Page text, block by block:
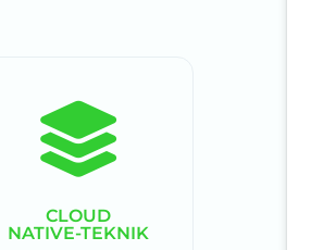
CLOUD
NATIVE-TEKNIK